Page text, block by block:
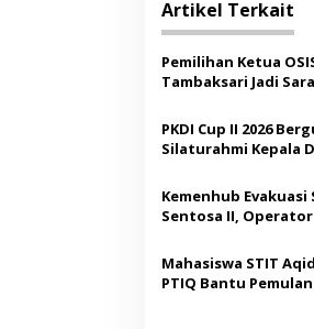
g
a
s
i
p
o
s
Artikel Terkait
Pemilihan Ketua
Tambaksari Jadi
PKDI Cup II 2026
Silaturahmi Kepala
Kemenhub
Sentosa II,
Mahasiswa STIT
PTIQ Bantu